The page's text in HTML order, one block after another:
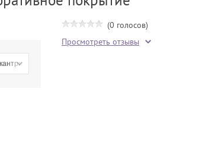
(0 голосов)
Просмотреть отзывы